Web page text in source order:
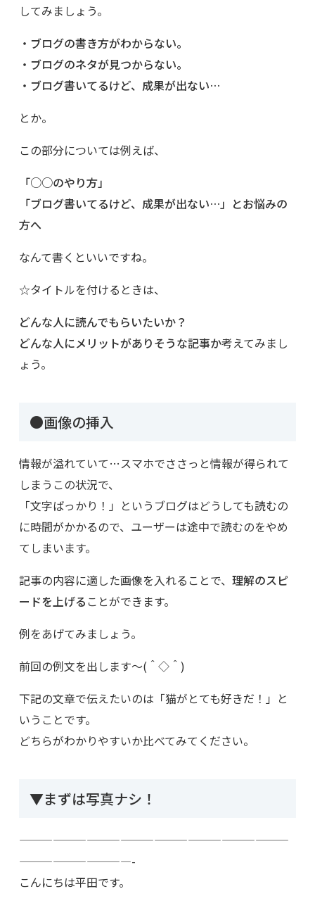
してみましょう。
・ブログの書き方がわからない。
・ブログのネタが見つからない。
・ブログ書いてるけど、成果が出ない…
とか。
この部分については例えば、
「○○のやり方」
「ブログ書いてるけど、成果が出ない…」とお悩みの
方へ
なんて書くといいですね。
☆タイトルを付けるときは、
どんな人に読んでもらいたいか？
どんな人にメリットがありそうな記事か考えてみまし
ょう。
●画像の挿入
情報が溢れていて…スマホでささっと情報が得られて
しまうこの状況で、
「文字ばっかり！」というブログはどうしても読むの
に時間がかかるので、ユーザーは途中で読むのをやめ
てしまいます。
記事の内容に適した画像を入れることで、 理解のスピ
ードを上げる ことができます。
例をあげてみましょう。
前回の例文を出します～(＾◇＾)
下記の文章で伝えたいのは「猫がとても好きだ！」と
いうことです。
どちらがわかりやすいか比べてみてください。
▼まずは写真ナシ！
————————————————————————
——————————-
こんにちは平田です。